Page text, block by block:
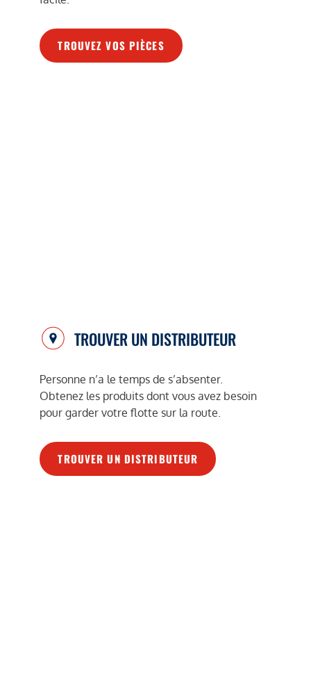
TROUVEZ VOS PIÈCES
TROUVER UN DISTRIBUTEUR
Personne n’a le temps de s’absenter.
Obtenez les produits dont vous avez besoin
pour garder votre flotte sur la route.
TROUVER UN DISTRIBUTEUR